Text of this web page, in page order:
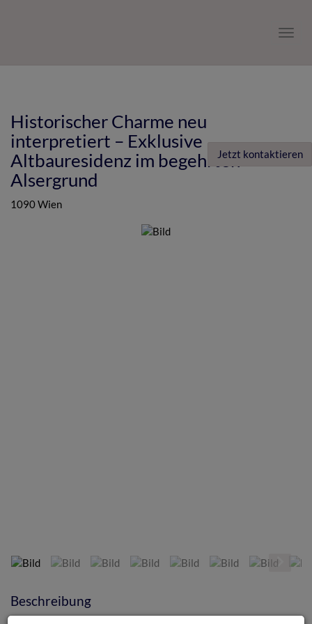
Historischer Charme neu
interpretiert – Exklusive
Altbauresidenz im begehrten
Alsergrund
1090 Wien
Beschreibung
Jetzt kontaktieren